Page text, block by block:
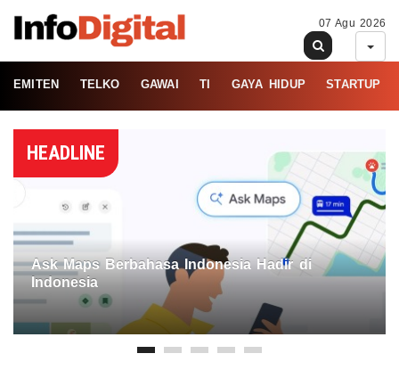
07 Agu 2026
EMITEN TELKO GAWAI TI GAYA HIDUP STARTUP
HEADLINE
Ask Maps Berbahasa Indonesia Hadir di
Indonesia